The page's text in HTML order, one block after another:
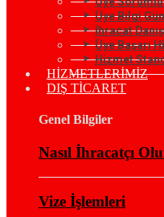
Üye Bilgi
İhracat
Üye Başarı
Hizmet
HİZMETLERİMİZ
DIŞ TİCARET
Genel Bilgiler
Nasıl İhracatçı
Vize İşlemleri